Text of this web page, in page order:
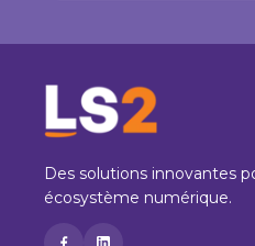
Des solutions innovantes
écosystème numérique.